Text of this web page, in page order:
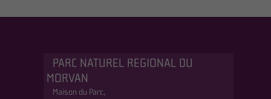
PARC NATUREL REGIONAL DU
MORVAN
Maison du Parc,